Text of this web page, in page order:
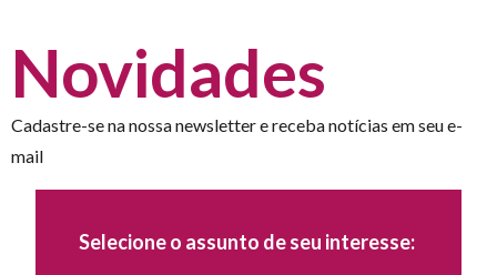
Novidades
Cadastre-se na nossa newsletter e receba notícias em seu e-
mail
Selecione o assunto de seu interesse: